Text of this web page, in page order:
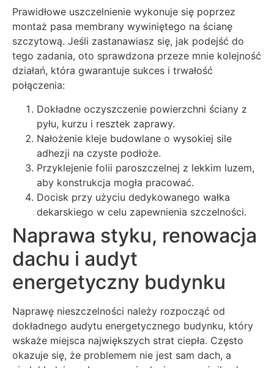
Prawidłowe uszczelnienie wykonuje się poprzez
montaż pasa membrany wywiniętego na ścianę
szczytową. Jeśli zastanawiasz się, jak podejść do
tego zadania, oto sprawdzona przeze mnie kolejność
działań, która gwarantuje sukces i trwałość
połączenia:
Dokładne oczyszczenie powierzchni ściany z
pyłu, kurzu i resztek zaprawy.
Nałożenie kleje budowlane o wysokiej sile
adhezji na czyste podłoże.
Przyklejenie folii paroszczelnej z lekkim luzem,
aby konstrukcja mogła pracować.
Docisk przy użyciu dedykowanego wałka
dekarskiego w celu zapewnienia szczelności.
Naprawa styku, renowacja
dachu i audyt
energetyczny budynku
Naprawę nieszczelności należy rozpocząć od
dokładnego audytu energetycznego budynku, który
wskaże miejsca największych strat ciepła. Często
okazuje się, że problemem nie jest sam dach, a